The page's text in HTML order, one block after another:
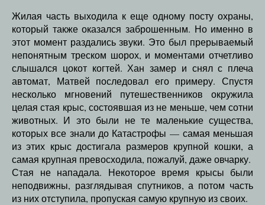
Жилая часть выходила к еще одному посту охраны,
который также оказался заброшенным. Но именно в
этот момент раздались звуки. Это был прерываемый
непонятным треском шорох, и моментами отчетливо
слышался цокот когтей. Хан замер и снял с плеча
автомат, Матвей последовал его примеру. Спустя
несколько мгновений путешественников окружила
целая стая крыс, состоявшая из не меньше, чем сотни
животных. И это были не те маленькие существа,
которых все знали до Катастрофы — самая меньшая
из этих крыс достигала размеров крупной кошки, а
самая крупная превосходила, пожалуй, даже овчарку.
Стая не нападала. Некоторое время крысы были
неподвижны, разглядывая спутников, а потом часть
из них отступила, пропуская самую крупную из своих.